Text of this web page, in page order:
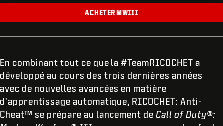
ACHETER MWIII
En combinant tout ce que la #TeamRICOCHET a
développé au cours des trois dernières années
avec de nouvelles avancées en matière
d'apprentissage automatique, RICOCHET: Anti-
Cheat™ se prépare au lancement de Call of Duty®: